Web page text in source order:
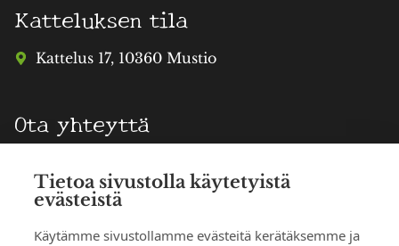
Tietoa sivustolla käytetyistä
evästeistä
Käytämme sivustollamme evästeitä kerätäksemme ja
Katteluksen tila
Kattelus 17, 10360 Mustio
Ota yhteyttä
TERHI HAATAJA
Puhelinvaraukset